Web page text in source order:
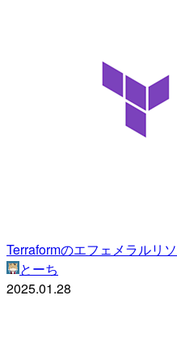
Terraformのエフェメラルリ
とーち
2025.01.28